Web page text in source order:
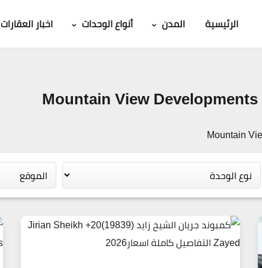
الرئيسية المدن أنواع الوحدات اخبار العقارات